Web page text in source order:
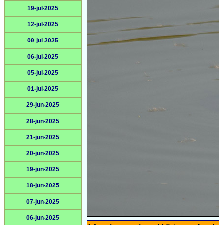
19-jul-2025
12-jul-2025
09-jul-2025
06-jul-2025
05-jul-2025
01-jul-2025
29-jun-2025
28-jun-2025
21-jun-2025
20-jun-2025
19-jun-2025
18-jun-2025
07-jun-2025
06-jun-2025